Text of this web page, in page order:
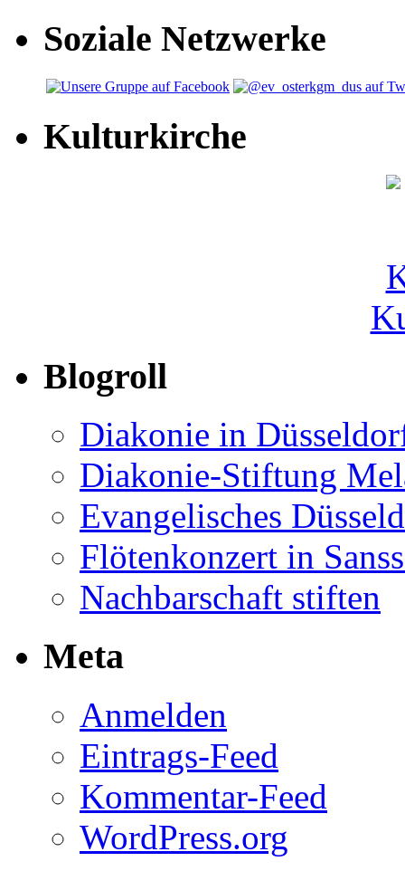
Soziale Netzwerke
Kulturkirche
Blogroll
Diakonie in
Diakonie-Stiftung
Evangelisches
Flötenkonzert in
Nachbarschaft stiften
Meta
Anmelden
Eintrags-Feed
Kommentar-Feed
WordPress.org